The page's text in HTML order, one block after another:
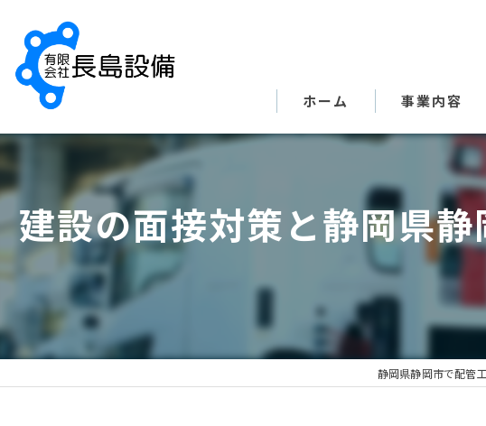
ホーム 事業内容
建設の面接対策と静岡県
静岡県静岡市で配管